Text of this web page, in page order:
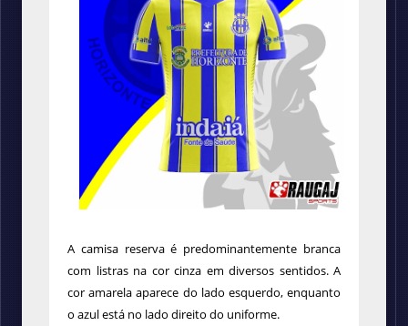
A camisa reserva é predominantemente branca
com listras na cor cinza em diversos sentidos. A
cor amarela aparece do lado esquerdo, enquanto
o azul está no lado direito do uniforme.